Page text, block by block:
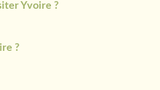
Yvoire ?
?